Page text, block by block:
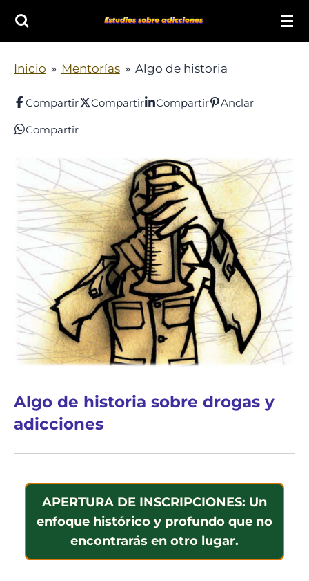
principal
Inicio » Mentorías » Algo de historia
Compartir Compartir Compartir Anclar
Compartir
Algo de historia sobre drogas y
adicciones
APERTURA DE INSCRIPCIONES: Un
enfoque histórico y profundo que no
encontrarás en otro lugar.